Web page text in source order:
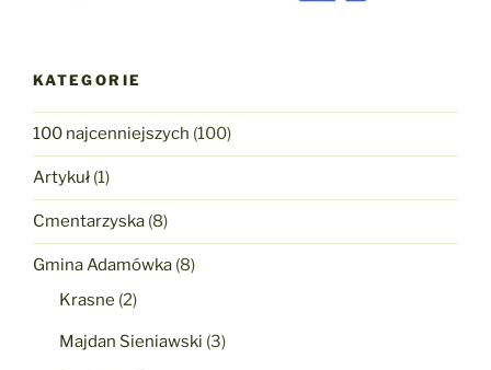
KATEGORIE
100 najcenniejszych (100)
Artykuł (1)
Cmentarzyska (8)
Gmina Adamówka (8)
Krasne (2)
Majdan Sieniawski (3)